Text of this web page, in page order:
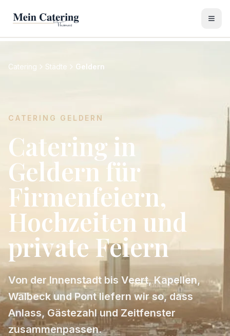
Catering Städte Geldern
CATERING GELDERN
Catering in
Geldern für
Firmenfeiern,
Hochzeiten und
private Feiern
Von der Innenstadt bis Veert, Kapellen,
Walbeck und Pont liefern wir so, dass
Anlass, Gästezahl und Zeitfenster
zusammenpassen.